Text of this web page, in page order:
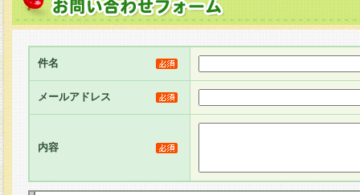
件名
メールアドレス
内容